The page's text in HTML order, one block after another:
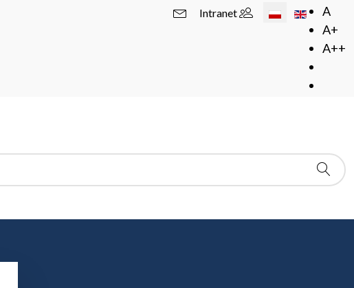
A
A+
A++
Wybierz swój język
Intranet